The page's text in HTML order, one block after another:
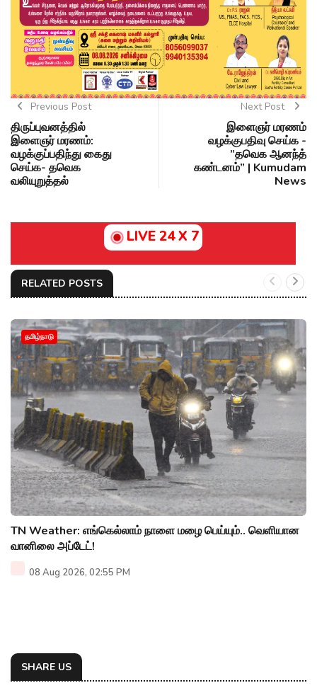
Previous Post
திருப்புவனத்தில்
இளைஞர் மரணம்:
வழக்குப்பதிந்து கைது
செய்க- தவெக
வலியுறுத்தல்
Next Post
இளைஞர் மரணம்
வழக்குபதிவு செய்க -
”தவெக ஆனந்த்
கண்டனம்” | Kumudam
News
LIVE 24 X 7
RELATED POSTS
தமிழ்நாடு
TN Weather: எங்கெல்லாம் நாளை மழை பெய்யும்.. வெளியான
வானிலை அப்டேட்!
08 Aug 2026, 02:55 PM
SHARE US